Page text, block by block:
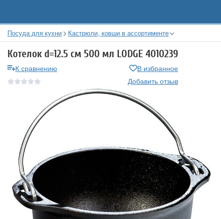
Посуда для кухни Кастрюли, ковши в ассортименте
Котелок d=12.5 см 500 мл LODGE 4010239
К сравнению
В избранное
Добавить отзыв